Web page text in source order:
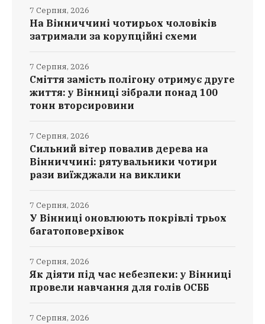
На Вінниччині чотирьох чоловіків
затримали за корупційні схеми
7 Серпня, 2026
Сміття замість полігону отримує друге
життя: у Вінниці зібрали понад 100
тонн вторсировини
7 Серпня, 2026
Сильний вітер повалив дерева на
Вінниччині: рятувальники чотири
рази виїжджали на виклики
7 Серпня, 2026
У Вінниці оновлюють покрівлі трьох
багатоповерхівок
7 Серпня, 2026
Як діяти під час небезпеки: у Вінниці
провели навчання для голів ОСББ
7 Серпня, 2026
7 Серпня, 2026